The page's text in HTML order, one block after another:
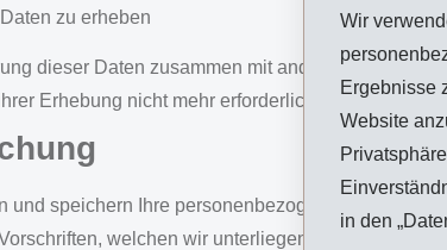
Wir
Ergebnisse
Website
in den
zu erheben
dieser Daten zusammen mit anderen Ihrer
Erhebung nicht mehr erforderlich sind.
und speichern Ihre personenbezogenen Daten
welchen wir unterliegen, dies